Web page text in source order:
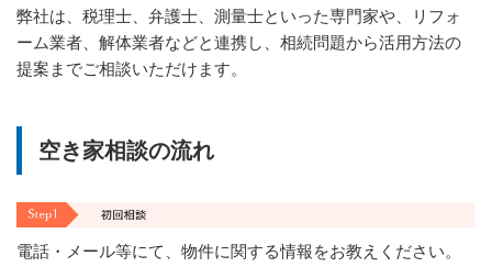
弊社は、税理士、弁護士、測量士といった専門家や、リフォ
ーム業者、解体業者などと連携し、相続問題から活用方法の
提案までご相談いただけます。
空き家相談の流れ
電話・メール等にて、物件に関する情報をお教えください。